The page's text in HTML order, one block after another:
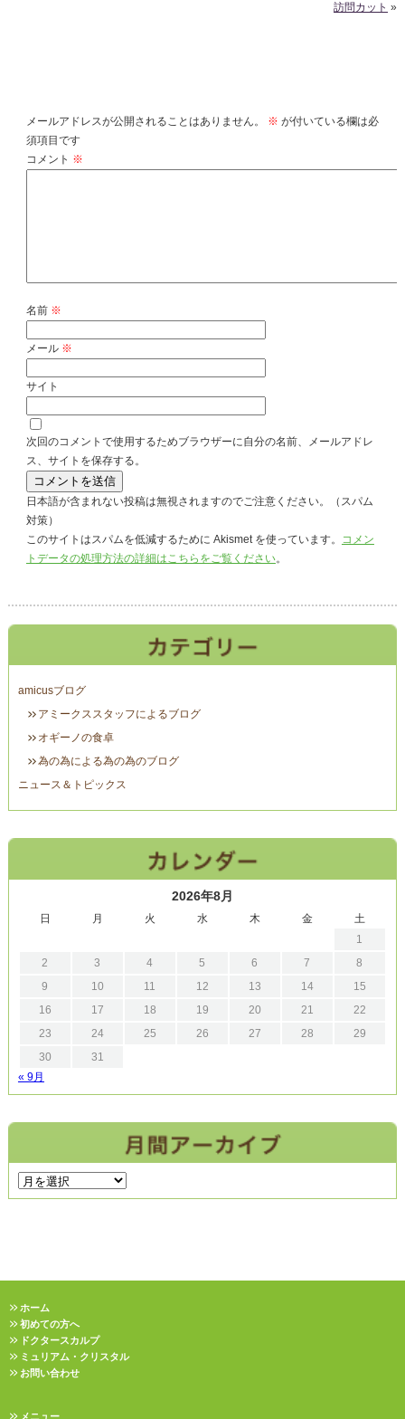
訪問カット »
メールアドレスが公開されることはありません。 ※ が付いている欄は必
須項目です
コメント ※
名前 ※
メール ※
サイト
次回のコメントで使用するためブラウザーに自分の名前、メールアドレ
ス、サイトを保存する。
日本語が含まれない投稿は無視されますのでご注意ください。（スパム
対策）
このサイトはスパムを低減するために Akismet を使っています。 コメン
トデータの処理方法の詳細はこちらをご覧ください。
amicusブログ
アミークススタッフによるブログ
オギーノの食卓
為の為による為の為のブログ
ニュース＆トピックス
2026年8月
日 月 火 水 木 金
土
1
2
3 4 5 6 7
8
9
10 11 12 13 14
15
16
17 18 19 20 21
22
23
24 25 26 27 28
29
30
31
« 9月
ホーム
初めての方へ
ドクタースカルプ
ミュリアム・クリスタル
お問い合わせ
メニュー